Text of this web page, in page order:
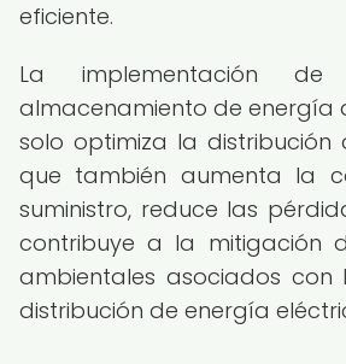
eficiente.
La implementación
almacenamiento de energía
solo optimiza la distribución
que también aumenta la
suministro, reduce las
contribuye a la mitigación
ambientales asociados con
distribución de energía